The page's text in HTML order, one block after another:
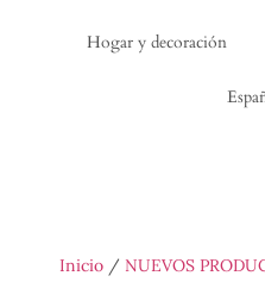
Hogar y decoración
Inicio / NUEVOS